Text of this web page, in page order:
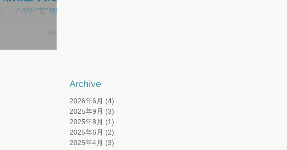
當下即
Archive
2026年6月 (4)
2025年9月 (3)
2025年8月 (1)
2025年6月 (2)
2025年4月 (3)